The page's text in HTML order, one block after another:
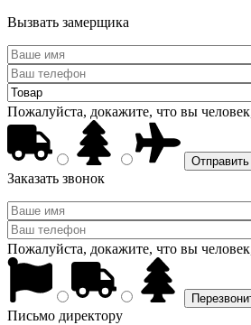
Вызвать замерщика
Пожалуйста, докажите, что вы
Заказать звонок
Пожалуйста, докажите, что вы
Письмо директору